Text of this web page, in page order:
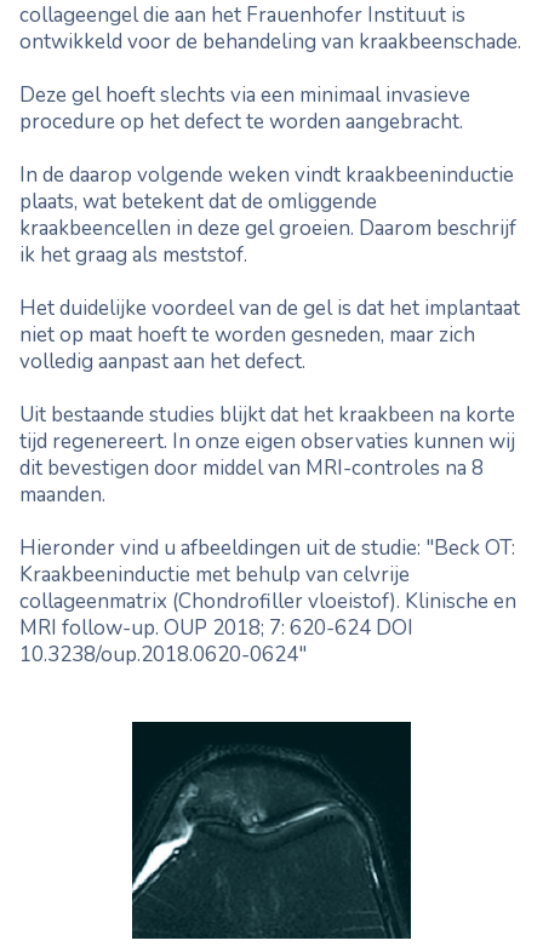
collageengel die aan het Frauenhofer Instituut is
ontwikkeld voor de behandeling van kraakbeenschade.
Deze gel hoeft slechts via een minimaal invasieve
procedure op het defect te worden aangebracht.
In de daarop volgende weken vindt kraakbeeninductie
plaats, wat betekent dat de omliggende
kraakbeencellen in deze gel groeien. Daarom beschrijf
ik het graag als meststof.
Het duidelijke voordeel van de gel is dat het implantaat
niet op maat hoeft te worden gesneden, maar zich
volledig aanpast aan het defect.
Uit bestaande studies blijkt dat het kraakbeen na korte
tijd regenereert. In onze eigen observaties kunnen wij
dit bevestigen door middel van MRI-controles na 8
maanden.
Hieronder vind u afbeeldingen uit de studie: "Beck OT:
Kraakbeeninductie met behulp van celvrije
collageenmatrix (Chondrofiller vloeistof). Klinische en
MRI follow-up. OUP 2018; 7: 620-624 DOI
10.3238/oup.2018.0620-0624"